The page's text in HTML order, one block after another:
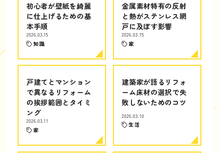
初心者が壁紙を綺麗
に仕上げるための基
本手順
2026.03.15
知識
金属素材特有の反射
と熱がステンレス網
戸に及ぼす影響
2026.03.15
家
戸建てとマンション
で異なるリフォーム
の挨拶範囲とタイミ
ング
2026.03.11
家
建築家が語るリフォ
ーム床材の選択で失
敗しないためのコツ
2026.03.10
生活